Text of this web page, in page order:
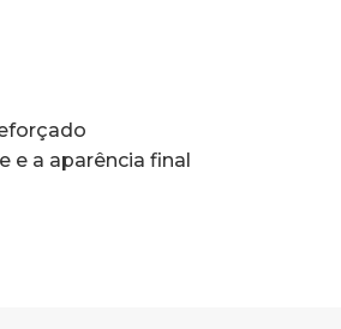
e a aparência final